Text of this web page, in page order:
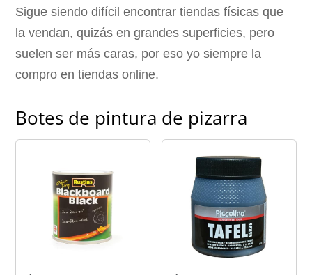
Sigue siendo difícil encontrar tiendas físicas que
la vendan, quizás en grandes superficies, pero
suelen ser más caras, por eso yo siempre la
compro en tiendas online.
Botes de pintura de pizarra